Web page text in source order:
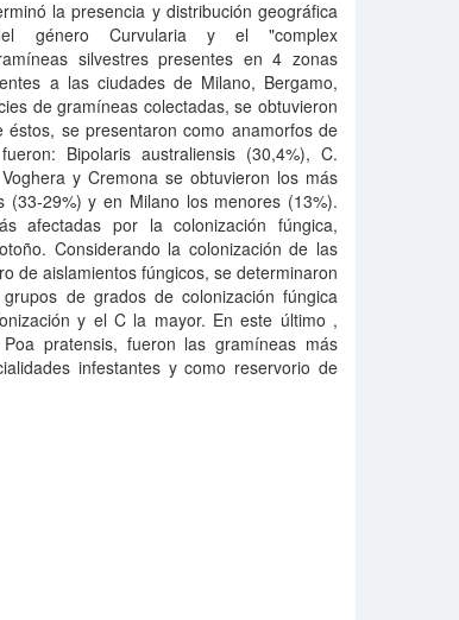
la presencia y distribución geográfica
género Curvularia y el "complex
silvestres presentes en 4 zonas
a las ciudades de Milano, Bergamo,
de gramíneas colectadas, se obtuvieron
se presentaron como anamorfos de
Bipolaris australiensis (30,4%), C.
y Cremona se obtuvieron los más
(33-29%) y en Milano los menores (13%).
afectadas por la colonización fúngica,
Considerando la colonización de las
de aislamientos fúngicos, se determinaron
de grados de colonización fúngica
y el C la mayor. En este último ,
pratensis, fueron las gramíneas más
infestantes y como reservorio de